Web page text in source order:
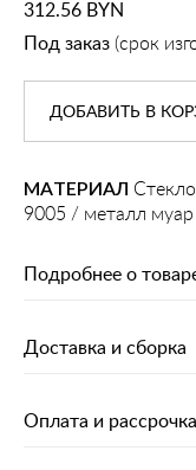
312.56 BYN
Под заказ (срок
ДОБАВИТЬ В
МАТЕРИАЛ
9005 / металл
Подробнее о
Доставка и сборка
Оплата и рассрочка